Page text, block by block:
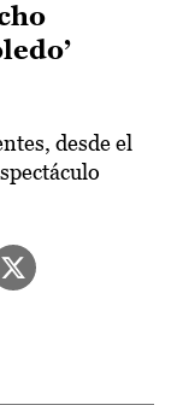
desde el